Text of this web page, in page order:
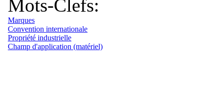
Mots-Clefs:
Marques
Convention internationale
Propriété industrielle
Champ d'application (matériel)